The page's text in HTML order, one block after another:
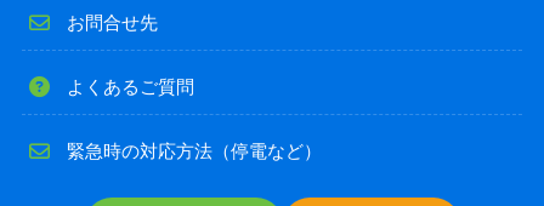
お問合せ先
よくあるご質問
緊急時の対応方法（停電など）